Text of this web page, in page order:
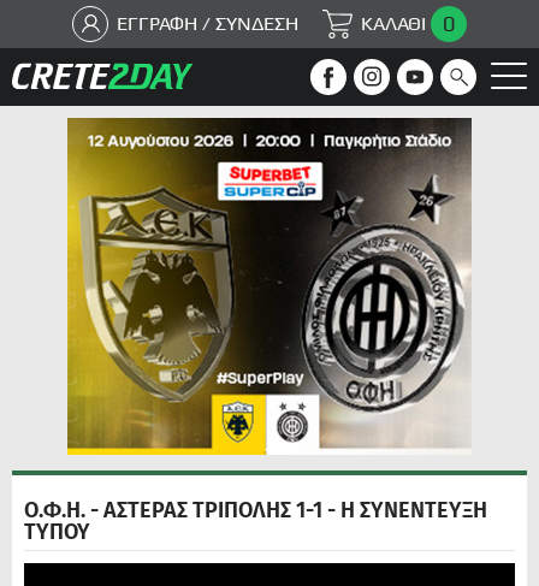
ΕΓΓΡΑΦΗ / ΣΥΝΔΕΣΗ ΚΑΛΑΘΙ 0
Ο.Φ.Η. - ΑΣΤΕΡΑΣ ΤΡΙΠΟΛΗΣ 1-1 - Η ΣΥΝΕΝΤΕΥΞΗ
ΤΥΠΟΥ